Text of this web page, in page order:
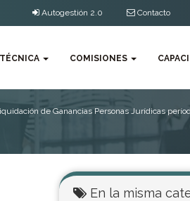
Autogestión 2.0 Contacto
COMISIONES
de Ganancias Personas Jurídicas
En la misma